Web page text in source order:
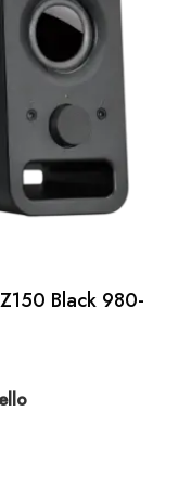
Black 980-